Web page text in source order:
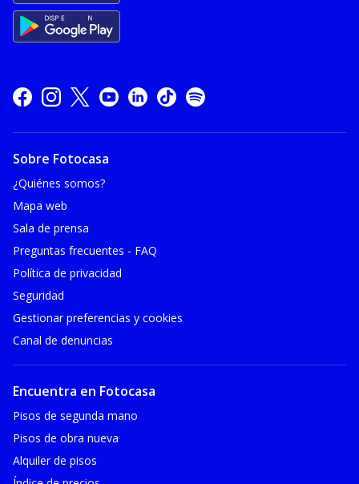
Sobre Fotocasa
¿Quiénes somos?
Mapa web
Sala de prensa
Preguntas frecuentes - FAQ
Política de privacidad
Seguridad
Gestionar preferencias y cookies
Canal de denuncias
Encuentra en Fotocasa
Pisos de segunda mano
Pisos de obra nueva
Alquiler de pisos